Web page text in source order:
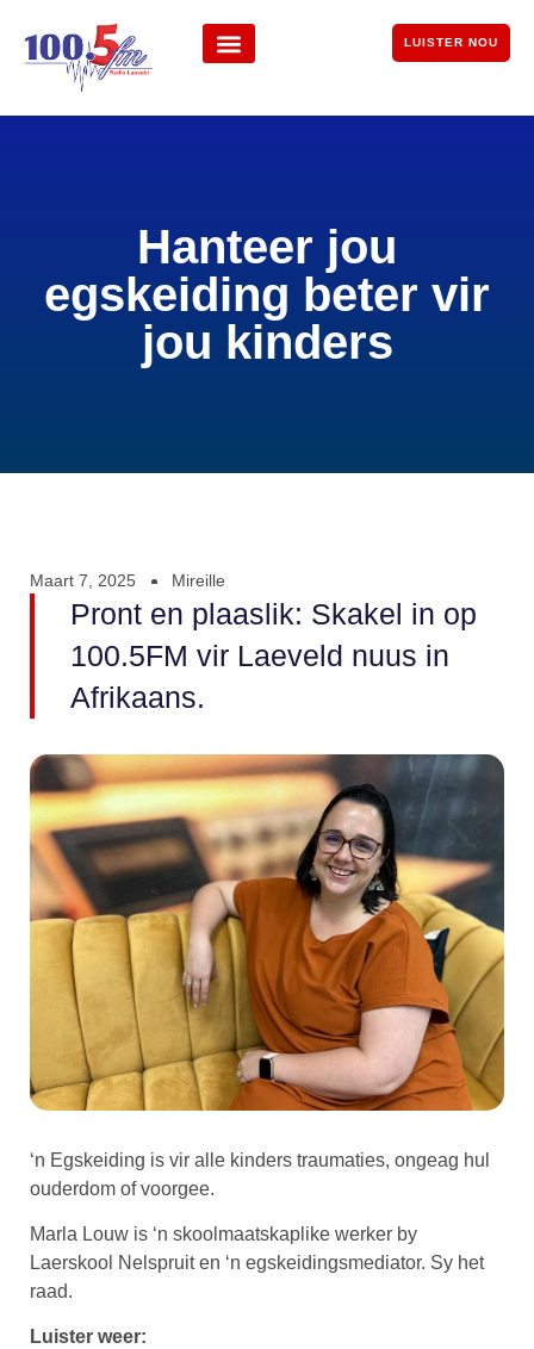
LUISTER NOU
Hanteer jou
egskeiding beter vir
jou kinders
Maart 7, 2025 Mireille
Pront en plaaslik: Skakel in op
100.5FM vir Laeveld nuus in
Afrikaans.
‘n Egskeiding is vir alle kinders traumaties, ongeag hul
ouderdom of voorgee.
Marla Louw is ‘n skoolmaatskaplike werker by
Laerskool Nelspruit en ‘n egskeidingsmediator. Sy het
raad.
Luister weer: